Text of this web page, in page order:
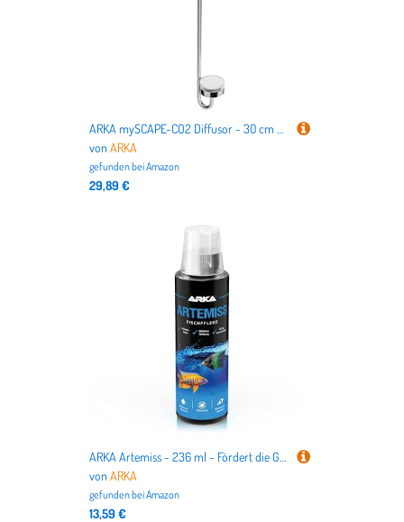
ARKA mySCAPE-CO2 Diffusor - 30 cm Edelstahl - 4/6 mm Anschluss - Korrosionsbeständig mit austauschbarer Keramikplatte, ideal für präzise CO2-Dosierung im Aquascaping.
vonARKA
gefunden beiAmazon
29,89 €
ARKA Artemiss - 236 ml - Fördert die Gesundheit und das Immunsystem von Fischen in Allen Aquarienarten mit natürlichen Inhaltsstoffen.
vonARKA
gefunden beiAmazon
13,59 €